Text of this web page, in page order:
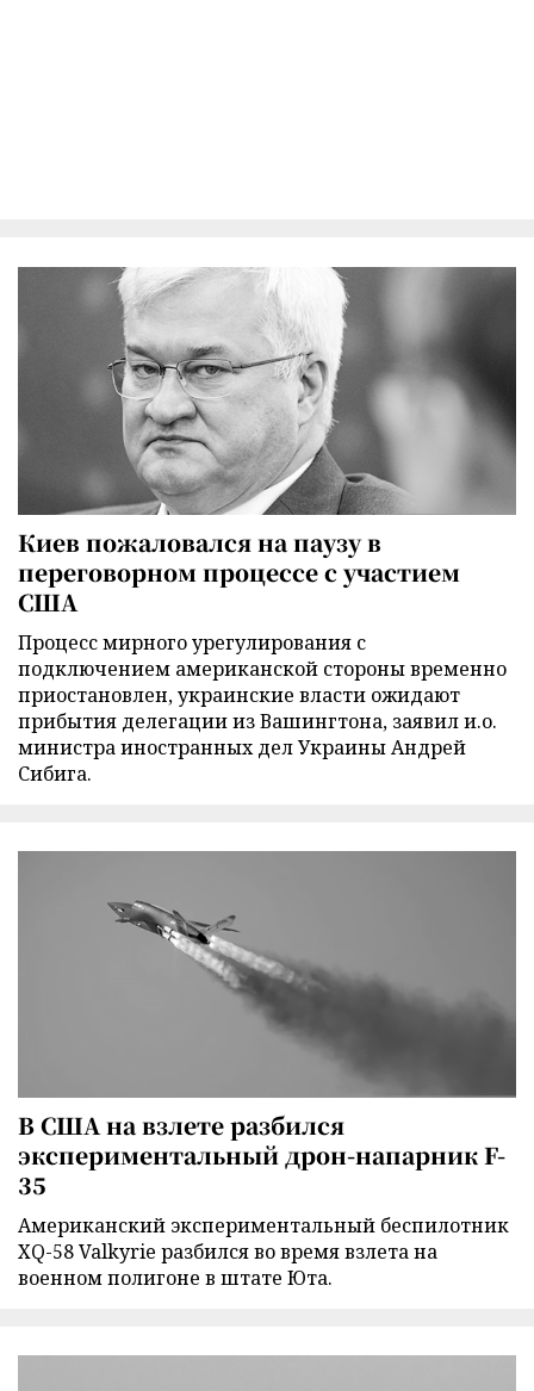
Киев пожаловался на паузу в
переговорном процессе с участием
США
Процесс мирного урегулирования с
подключением американской стороны временно
приостановлен, украинские власти ожидают
прибытия делегации из Вашингтона, заявил и.о.
министра иностранных дел Украины Андрей
Сибига.
В США на взлете разбился
экспериментальный дрон-напарник F-
35
Американский экспериментальный беспилотник
XQ-58 Valkyrie разбился во время взлета на
военном полигоне в штате Юта.